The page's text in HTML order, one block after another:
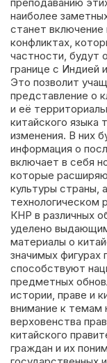
наиболее
станет включение
конфликтах,
частности, будут
границе с Индией
Это позволит
представление о
и её
китайского
изменения. В них
информация о
включает в себя
которые
культуры страны,
технологическом
КНР в различных
уделено
материалы о
значимых фигурах
способствуют
предметных
истории, праве и
внимание к темам
верховенства
китайского
граждан и их